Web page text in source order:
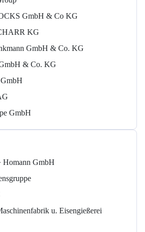
GmbH & Co KG
KG
GmbH & Co. KG
& Co. KG
GmbH
Homann GmbH
u. Eisengießerei